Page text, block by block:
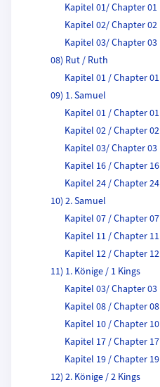
Kapitel 01/ Chapter 01
Kapitel 02/ Chapter 02
Kapitel 03/ Chapter 03
08) Rut / Ruth
Kapitel 01 / Chapter 01
09) 1. Samuel
Kapitel 01 / Chapter 01
Kapitel 02 / Chapter 02
Kapitel 03/ Chapter 03
Kapitel 16 / Chapter 16
Kapitel 24 / Chapter 24
10) 2. Samuel
Kapitel 07 / Chapter 07
Kapitel 11 / Chapter 11
Kapitel 12 / Chapter 12
11) 1. Könige / 1 Kings
Kapitel 03/ Chapter 03
Kapitel 08 / Chapter 08
Kapitel 10 / Chapter 10
Kapitel 17 / Chapter 17
Kapitel 19 / Chapter 19
12) 2. Könige / 2 Kings